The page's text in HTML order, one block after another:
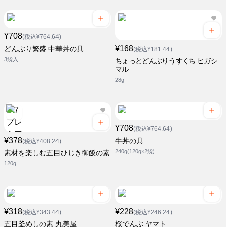
¥708(税込¥764.64)
どんぶり繁盛 中華丼の具
3袋入
¥168(税込¥181.44)
ちょっとどんぶりうすくち ヒガシ
マル
28g
¥378(税込¥408.24)
素材を楽しむ五目ひじき御飯の素
120g
¥708(税込¥764.64)
牛丼の具
240g(120g×2袋)
¥318(税込¥343.44)
五目釜めしの素 丸美屋
¥228(税込¥246.24)
桜でんぶ ヤマト